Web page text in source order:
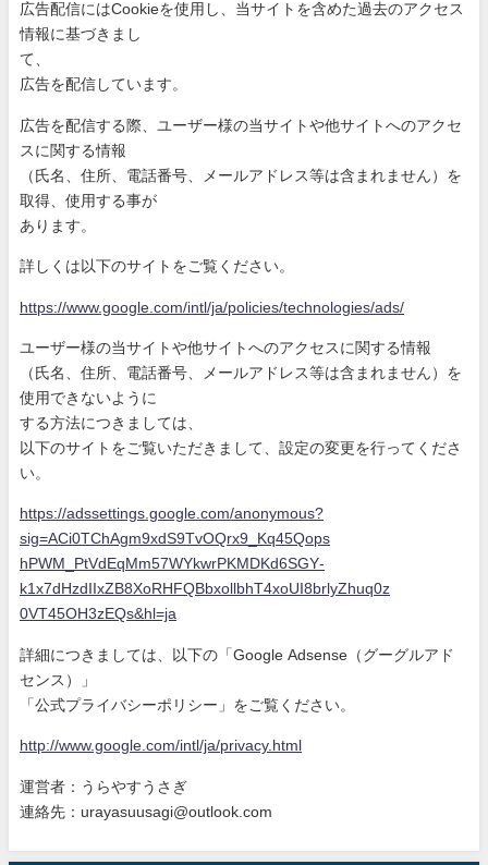
広告配信にはCookieを使用し、当サイトを含めた過去のアク セス
情報に基づきまし
て、
広告を配信しています。
広告を配信する際、ユーザー様の当サイトや他サイトへのアクセ
ス に関する情報
（氏名、住所、電話番号、メールアドレス等は含まれません）を
取得、使用する事が
あります。
詳しくは以下のサイトをご覧ください。
https://www.google.com/intl/ja/policies/technologies/ads/
ユーザー様の当サイトや他サイトへのアクセスに関する情報
（氏名、住所、電話番号、メールアドレス等は含まれません）を
使 用できないように
する方法につきましては、
以下のサイトをご覧いただきまして、設定の変更を行ってくださ
い。
https://adssettings.google.com/anonymous?
sig=ACi0TChAgm9xdS9TvOQrx9_Kq45Qops
hPWM_PtVdEqMm57WYkwrPKMDKd6SGY-
k1x7dHzdIIxZB8XoRHFQBbxollbhT4xoUI8brlyZhuq0z
0VT45OH3zEQs&hl=ja
詳細につきましては、以下の「Google Adsense（グーグルアド
センス）」
「公式プライバシーポリシー」をご覧ください。
http://www.google.com/intl/ja/privacy.html
運営者：うらやすうさぎ
連絡先：urayasuusagi@outlook.com